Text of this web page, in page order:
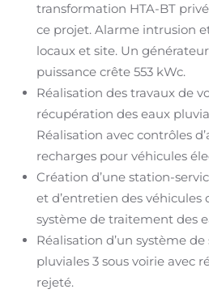
transformation HTA-BT
ce projet. Alarme intrusion
locaux et site. Un
puissance crête 553 kWc.
Réalisation des travaux de
récupération des eaux
Réalisation avec contrôles
recharges pour véhicules
Création d’une station-
et d’entretien des véhicules
système de traitement des
Réalisation d’un système
pluviales 3 sous voirie avec
rejeté.